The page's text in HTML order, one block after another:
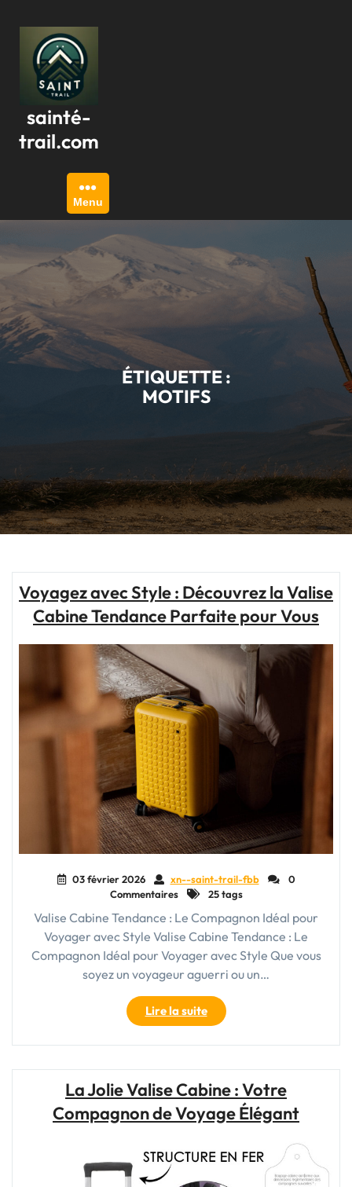
contenu
sainté-
trail.com
Menu
ÉTIQUETTE :
MOTIFS
Voyagez avec Style : Découvrez la Valise
Cabine Tendance Parfaite pour Vous
03 février 2026 xn--saint-trail-fbb
0
Commentaires
25 tags
Valise Cabine Tendance : Le Compagnon Idéal pour
Voyager avec Style Valise Cabine Tendance : Le
Compagnon Idéal pour Voyager avec Style Que vous
soyez un voyageur aguerri ou un…
Lire la suite"Voyagez
avec
Style
la
Valise
Parfaite
pour
La Jolie Valise Cabine : Votre
Compagnon de Voyage Élégant